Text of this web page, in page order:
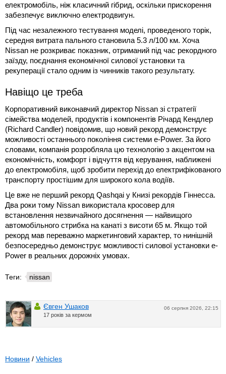
електромобіль, ніж класичний гібрид, оскільки прискорення
забезпечує виключно електродвигун.
Під час незалежного тестування моделі, проведеного торік,
середня витрата пального становила 5.3 л/100 км. Хоча
Nissan не розкриває показник, отриманий під час рекордного
заїзду, поєднання економічної силової установки та
рекуперації стало одним із чинників такого результату.
Навіщо це треба
Корпоративний виконавчий директор Nissan зі стратегії
сімейства моделей, продуктів і компонентів Річард Кендлер
(Richard Candler) повідомив, що новий рекорд демонструє
можливості останнього покоління системи e-Power. За його
словами, компанія розробляла цю технологію з акцентом на
економічність, комфорт і відчуття від керування, наближені
до електромобіля, щоб зробити перехід до електрифікованого
транспорту простішим для широкого кола водіїв.
Це вже не перший рекорд Qashqai у Книзі рекордів Гіннесса.
Два роки тому Nissan використала кросовер для
встановлення незвичайного досягнення — найвищого
автомобільного стрибка на канаті з висоти 65 м. Якщо той
рекорд мав переважно маркетинговий характер, то нинішній
безпосередньо демонструє можливості силової установки e-
Power в реальних дорожніх умовах.
Теги: nissan
06 серпня 2026, 22:15
Євген Ушаков
17 років за кермом
Новини / Vehicles